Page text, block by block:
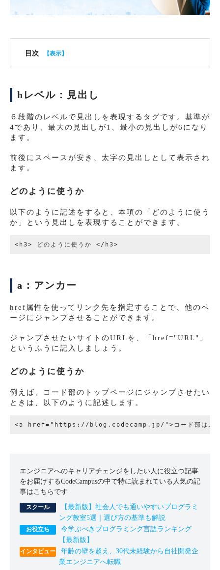
目次
hレベル：見出し
６段階のレベルで見出しを表現するタグです。基準が
4であり、最大の見出しが1、最小の見出しが6になり
ます。
前後にスペースが安き、太字の見出しとして表示され
ます。
どのように使うか
以下のように記述をすると、本項の「どのように使う
か」という見出しを表現することができます。
a：アンカー
href属性を使ってリンク先を指定することで、他のペ
ージにジャンプさせることができます。
ジャンプさせたいサイトのURLを、「href="URL"」
というふうに記入しましょう。
どのように使うか
例えば、コード部のトップページにジャンプさせたい
ときは、以下のように記述します。
エンジニアへのキャリアチェンジをしたい人に役立つ記事
をお届けするCodeCampusの中で特に読まれている人気の記
事はこちらです
【最新版】社会人でも通いやすいプログラミ
ング教室5選｜選び方の基準も解説
今学ぶべきプログラミング言語ランキング
【最新版】
年齢の壁を超え、30代未経験から自社開発企
業エンジニアへ転職